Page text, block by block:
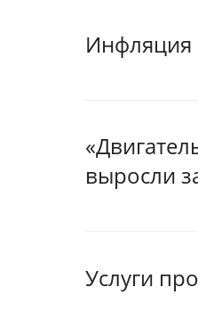
Инфляция
выросли
Услуги